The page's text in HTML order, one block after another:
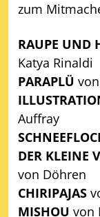
zum
RAUPE UND
Katya Rinaldi
PARAPLÜ
Auffray
DER KLEINE
von Döhren
CHIRIPAJAS
MISHOU von